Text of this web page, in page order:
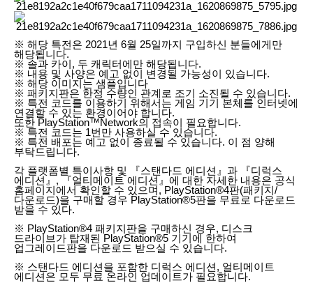
※ 해당 특전은 2021년 6월 25일까지 구입하신 분들에게만
해당됩니다.
※ 솔과 카이, 두 캐릭터에만 해당됩니다.
※ 내용 및 사양은 예고 없이 변경될 가능성이 있습니다.
※ 해당 이미지는 샘플입니다
※ 패키지판은 한정 수량인 관계로 조기 소진될 수 있습니다.
※ 특전 코드를 이용하기 위해서는 게임 기기 본체를 인터넷에
연결할 수 있는 환경이어야 합니다.
또한 PlayStation™Network의 접속이 필요합니다.
※ 특전 코드는 1번만 사용하실 수 있습니다.
※ 특전 배포는 예고 없이 종료될 수 있습니다. 이 점 양해
부탁드립니다.
각 플랫폼별 특이사항 및 『스탠다드 에디션』과 『디럭스
에디션』, 『얼티메이트 에디션』에 대한 자세한 내용은 공식
홈페이지에서 확인할 수 있으며, PlayStation®4판(패키지/
다운로드)을 구매할 경우 PlayStation®5판을 무료로 다운로드
받을 수 있다.
※ PlayStation®4 패키지판을 구매하신 경우, 디스크
드라이브가 탑재된 PlayStation®5 기기에 한하여
업그레이드판을 다운로드 받으실 수 있습니다.
※ 스탠다드 에디션을 포함한 디럭스 에디션, 얼티메이트
에디션은 모두 무료 온라인 업데이트가 필요합니다.